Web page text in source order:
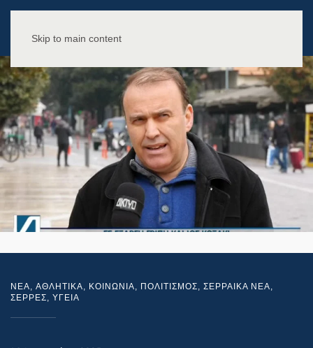
Skip to main content
NEA, ΑΘΛΗΤΙΚΑ, ΚΟΙΝΩΝΙΑ, ΠΟΛΙΤΙΣΜΟΣ, ΣΕΡΡΑΙΚΑ ΝΕΑ,
ΣΕΡΡΕΣ, ΥΓΕΙΑ